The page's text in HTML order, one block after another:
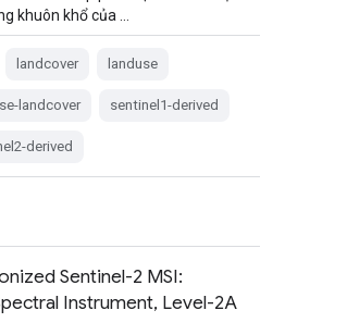
khuôn khổ của …
landcover landuse
landcover sentinel1-derived
derived
Sentinel-2 MSI:
Instrument, Level-2A